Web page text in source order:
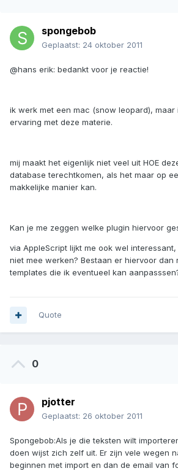
spongebob
Geplaatst: 24 oktober 2011
@hans erik: bedankt voor je reactie!
ik werk met een mac (snow leopard), maar
ervaring met deze materie.
mij maakt het eigenlijk niet veel uit HOE
database terechtkomen, als het maar op
makkelijke manier kan.
Kan je me zeggen welke plugin hiervoor
via AppleScript lijkt me ook wel
niet mee werken? Bestaan er hiervoor dan
templates die ik eventueel kan
Quote
0
pjotter
Geplaatst: 26 oktober 2011
Spongebob:Als je die teksten wilt
doen wijst zich zelf uit. Er zijn vele wegen
beginnen met import en dan de email van